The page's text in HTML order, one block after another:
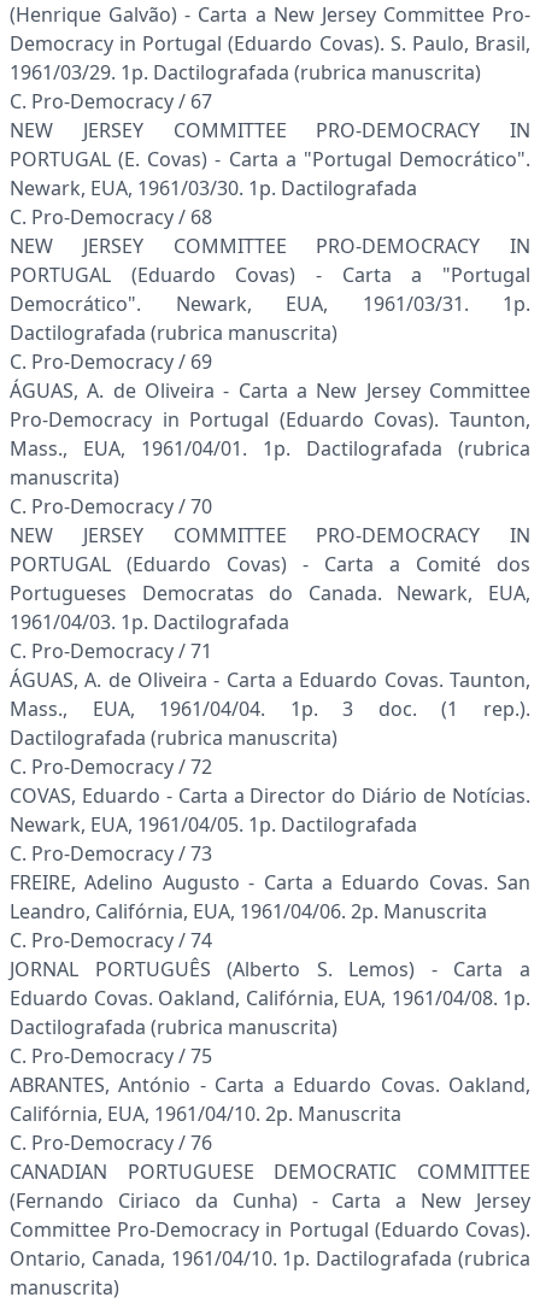
(Henrique Galvão) - Carta a New Jersey Committee Pro-
Democracy in Portugal (Eduardo Covas). S. Paulo, Brasil,
1961/03/29. 1p. Dactilografada (rubrica manuscrita)
C. Pro-Democracy / 67
NEW JERSEY COMMITTEE PRO-DEMOCRACY IN
PORTUGAL (E. Covas) - Carta a "Portugal Democrático".
Newark, EUA, 1961/03/30. 1p. Dactilografada
C. Pro-Democracy / 68
NEW JERSEY COMMITTEE PRO-DEMOCRACY IN
PORTUGAL (Eduardo Covas) - Carta a "Portugal
Democrático". Newark, EUA, 1961/03/31. 1p.
Dactilografada (rubrica manuscrita)
C. Pro-Democracy / 69
ÁGUAS, A. de Oliveira - Carta a New Jersey Committee
Pro-Democracy in Portugal (Eduardo Covas). Taunton,
Mass., EUA, 1961/04/01. 1p. Dactilografada (rubrica
manuscrita)
C. Pro-Democracy / 70
NEW JERSEY COMMITTEE PRO-DEMOCRACY IN
PORTUGAL (Eduardo Covas) - Carta a Comité dos
Portugueses Democratas do Canada. Newark, EUA,
1961/04/03. 1p. Dactilografada
C. Pro-Democracy / 71
ÁGUAS, A. de Oliveira - Carta a Eduardo Covas. Taunton,
Mass., EUA, 1961/04/04. 1p. 3 doc. (1 rep.).
Dactilografada (rubrica manuscrita)
C. Pro-Democracy / 72
COVAS, Eduardo - Carta a Director do Diário de Notícias.
Newark, EUA, 1961/04/05. 1p. Dactilografada
C. Pro-Democracy / 73
FREIRE, Adelino Augusto - Carta a Eduardo Covas. San
Leandro, Califórnia, EUA, 1961/04/06. 2p. Manuscrita
C. Pro-Democracy / 74
JORNAL PORTUGUÊS (Alberto S. Lemos) - Carta a
Eduardo Covas. Oakland, Califórnia, EUA, 1961/04/08. 1p.
Dactilografada (rubrica manuscrita)
C. Pro-Democracy / 75
ABRANTES, António - Carta a Eduardo Covas. Oakland,
Califórnia, EUA, 1961/04/10. 2p. Manuscrita
C. Pro-Democracy / 76
CANADIAN PORTUGUESE DEMOCRATIC COMMITTEE
(Fernando Ciriaco da Cunha) - Carta a New Jersey
Committee Pro-Democracy in Portugal (Eduardo Covas).
Ontario, Canada, 1961/04/10. 1p. Dactilografada (rubrica
manuscrita)